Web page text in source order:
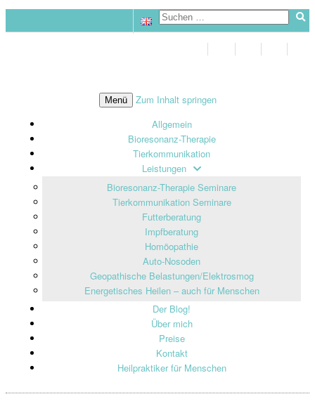
Menü
Zum Inhalt springen
Allgemein
Bioresonanz-Therapie
Tierkommunikation
Leistungen
Bioresonanz-Therapie Seminare
Tierkommunikation Seminare
Futterberatung
Impfberatung
Homöopathie
Auto-Nosoden
Geopathische Belastungen/Elektrosmog
Energetisches Heilen – auch für Menschen
Der Blog!
Über mich
Preise
Kontakt
Heilpraktiker für Menschen